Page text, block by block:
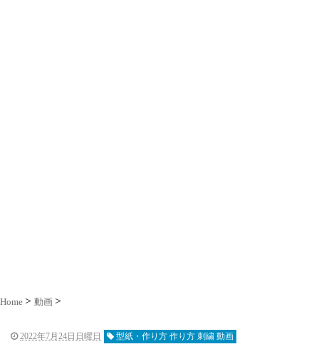
Home 動画
2022年7月24日日曜日 型紙・作り方 作り方 刺繍 動画